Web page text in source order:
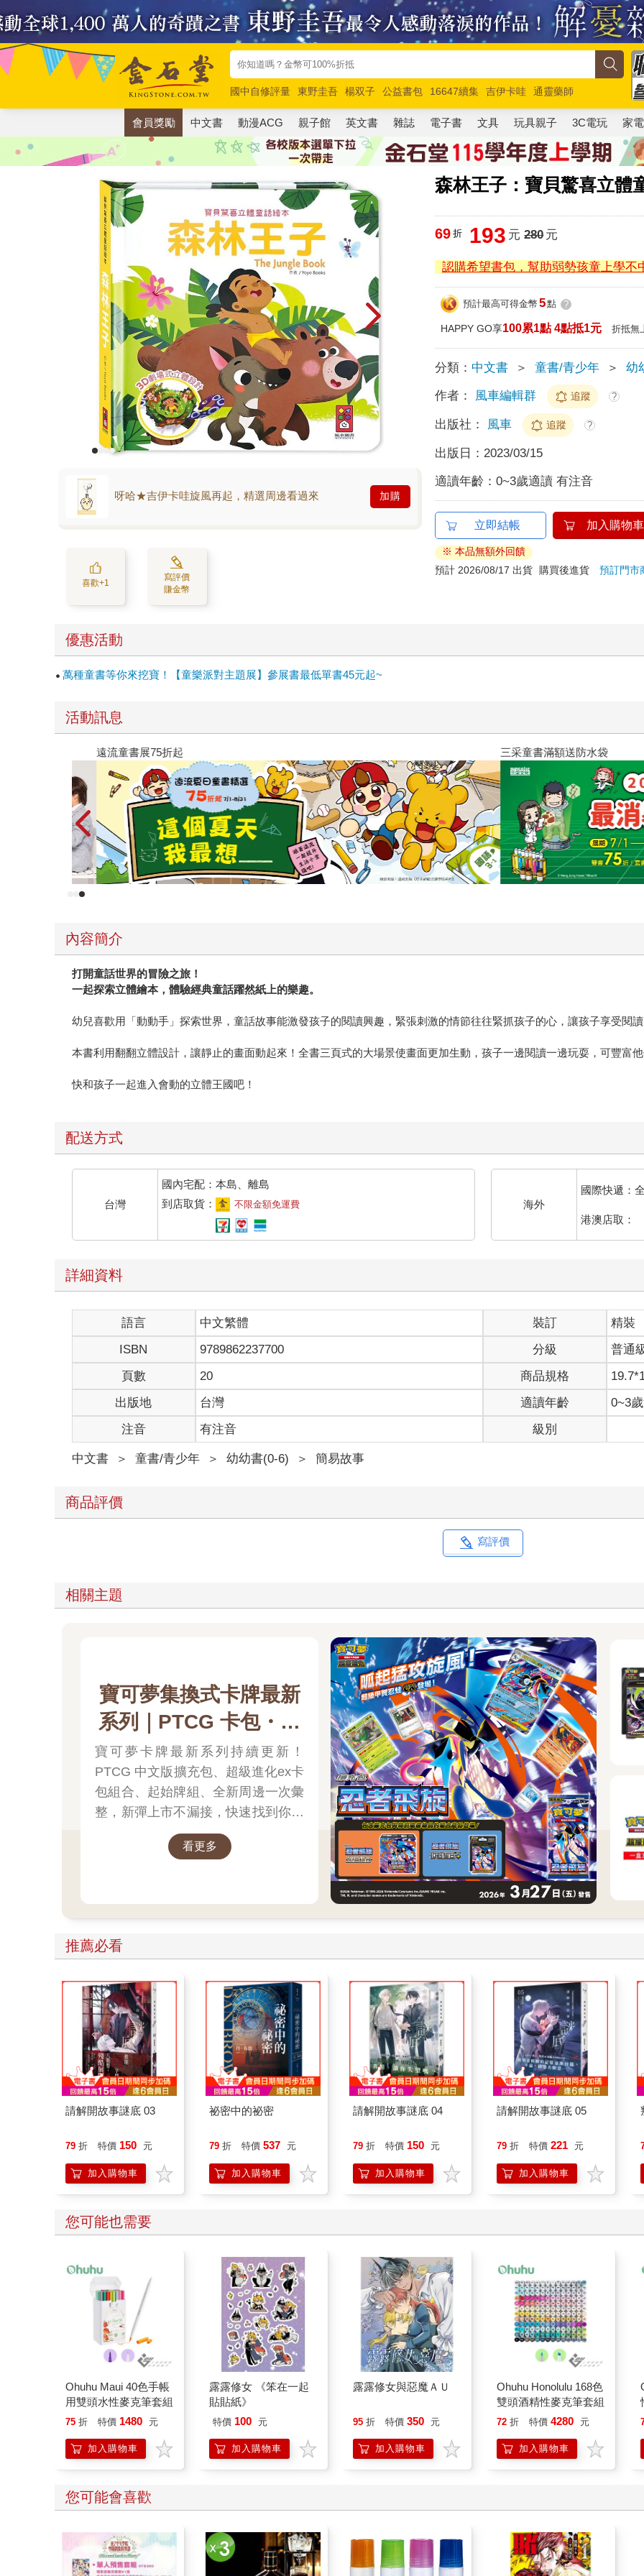
國中自修評量 東野圭吾 楊双子 公益書包 16647續集 吉伊卡哇
通靈藥師
唯紅花綻放
奧德賽 路邊攤新作 馬斯克 玩具總動員5 超慢跑
會員獎勵 中文書 動漫ACG 親子館 英文書 雜誌 電子書 文具 玩具親子 3C電玩 家電
森林王子：寶貝驚喜立體
呀哈★吉伊卡哇旋風再起，精選周邊看過來 加購
喜歡+1
寫評價
賺金幣
69 折 193 元 280元
認購希望書包，幫助弱勢孩童上學不
預計最高可得金幣 5點 ?
HAPPY GO享100累1點 4點抵1元 折抵無
分類： 中文書 ＞ 童書/青少年 ＞ 幼
作者： 風車編輯群 追蹤 ?
出版社： 風車 追蹤 ?
出版日： 2023/03/15
適讀年齡：0~3歲適讀 有注音
立即結帳 加入購物車
※ 本品無額外回饋
預計 2026/08/17 出貨
購買後進貨預訂門市
優惠活動
萬種童書等你來挖寶！【童樂派對主題展】參展書最低單書45元起~
活動訊息
遠流童書展75折起 三采童書滿額送防水袋
內容簡介
打開童話世界的冒險之旅！
一起探索立體繪本，體驗經典童話躍然紙上的樂趣。
幼兒喜歡用「動動手」探索世界，童話故事能激發孩子的閱讀興趣，緊張刺激的情節往往緊抓孩子的心，讓孩子享受閱讀
本書利用翻翻立體設計，讓靜止的畫面動起來！全書三頁式的大場景使畫面更加生動，孩子一邊閱讀一邊玩耍，可豐富
快和孩子一起進入會動的立體王國吧！
配送方式
台灣
國內宅配：本島、離島
到店取貨：
不限金額免運費 海外
國際快遞：
港澳店取：
詳細資料
語言 中文繁體 裝訂
精裝
ISBN
9789862237700 分級
普通
頁數
20 商品規格
出版地
台灣 適讀年齡
0~3
注音
有注音 級別
中文書 ＞ 童書/青少年 ＞ 幼幼書(0-6) ＞ 簡易故事
商品評價
寫評價
相關主題
寶可夢集換式卡牌最新
系列｜PTCG 卡包・擴
充包・起始牌組．最新
卡牌＆組合一次看
寶可夢卡牌最新系列持續更新！
PTCG 中文版擴充包、超級進化ex卡
包組合、起始牌組、全新周邊一次彙
整，新彈上市不漏接，快速找到你要
的寶可夢卡牌！
看更多
推薦必看
請解開故事謎底 03
79 折 特價 150 元
加入購物車
祕密中的祕密
79 折 特價 537 元
加入購物車
請解開故事謎底 04
79 折 特價 150 元
加入購物車
請解開故事謎底 05
79 折 特價 221 元
加入購物車
您可能也需要
Ohuhu Maui 40色手帳
用雙頭水性麥克筆套組
75 折 特價 1480 元
加入購物車
露露修女 《笨在一起
貼貼紙》
特價 100 元
加入購物車
露露修女與惡魔ＡＵ
95 折 特價 350 元
加入購物車
Ohuhu Honolulu 168色
雙頭酒精性麥克筆套組
72 折 特價 4280 元
加入購物車
您可能會喜歡